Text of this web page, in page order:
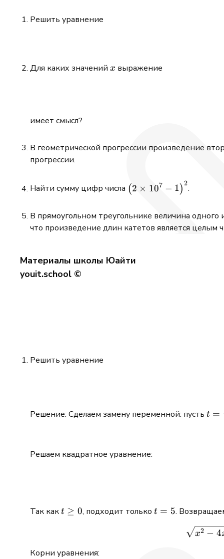
Решить уравнение
Для каких значений x
x выражение
имеет смысл?
В геометрической прогрессии произведение
прогрессии.
Найти сумму цифр числа \bigl(2
\times
1\bigr)^2
(2 × 107 − 1)2.
В прямоугольном треугольнике величина одного
что произведение длин катетов является целым
Материалы школы Юайти
youit.school ©
Решить уравнение
Решение: Сделаем замену переменной: пусть t =
t =
Решаем квадратное уравнение:
Так какt
t ≥ 0, подходит только t
t = 5.
x2 − 4
Корни уравнения: